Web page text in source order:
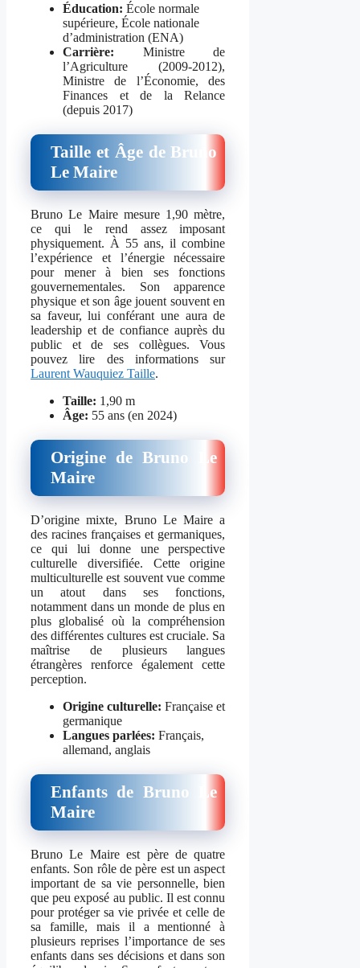
Éducation: École normale
supérieure, École nationale
d’administration (ENA)
Carrière: Ministre de
l’Agriculture (2009-2012),
Ministre de l’Économie, des
Finances et de la Relance
(depuis 2017)
Taille et Âge de Bruno
Le Maire
Bruno Le Maire mesure 1,90 mètre,
ce qui le rend assez imposant
physiquement. À 55 ans, il combine
l’expérience et l’énergie nécessaire
pour mener à bien ses fonctions
gouvernementales. Son apparence
physique et son âge jouent souvent en
sa faveur, lui conférant une aura de
leadership et de confiance auprès du
public et de ses collègues. Vous
pouvez lire des informations sur
Laurent Wauquiez Taille.
Taille: 1,90 m
Âge: 55 ans (en 2024)
Origine de Bruno Le
Maire
D’origine mixte, Bruno Le Maire a
des racines françaises et germaniques,
ce qui lui donne une perspective
culturelle diversifiée. Cette origine
multiculturelle est souvent vue comme
un atout dans ses fonctions,
notamment dans un monde de plus en
plus globalisé où la compréhension
des différentes cultures est cruciale. Sa
maîtrise de plusieurs langues
étrangères renforce également cette
perception.
Origine culturelle: Française et
germanique
Langues parlées: Français,
allemand, anglais
Enfants de Bruno Le
Maire
Bruno Le Maire est père de quatre
enfants. Son rôle de père est un aspect
important de sa vie personnelle, bien
que peu exposé au public. Il est connu
pour protéger sa vie privée et celle de
sa famille, mais il a mentionné à
plusieurs reprises l’importance de ses
enfants dans ses décisions et dans son